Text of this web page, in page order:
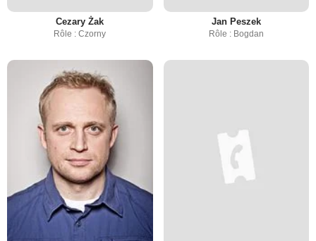
Cezary Żak
Rôle : Czorny
Jan Peszek
Rôle : Bogdan